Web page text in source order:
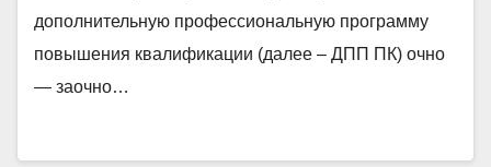
возможностями здоровья»
дополнительную профессиональную программу
повышения квалификации (далее – ДПП ПК) очно
— заочно…